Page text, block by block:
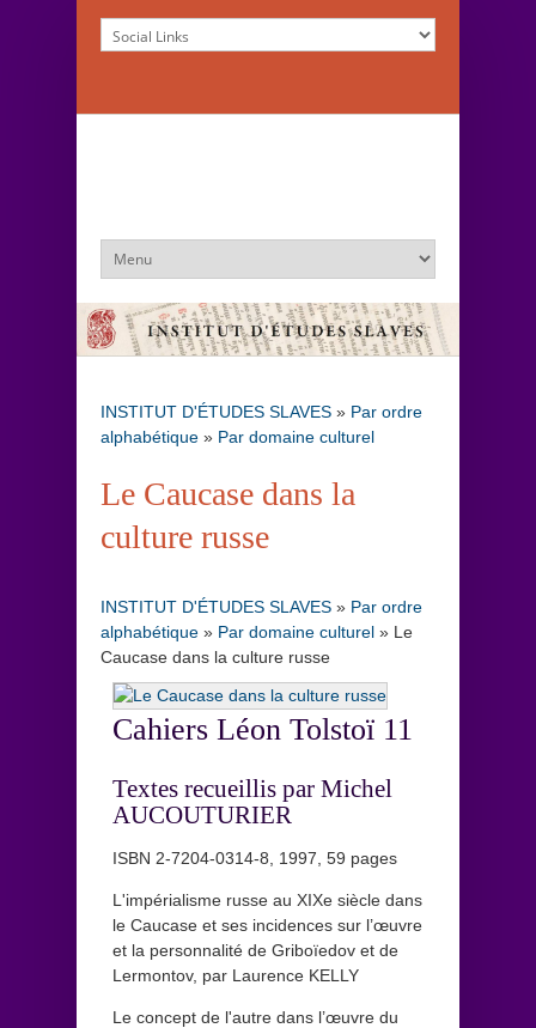
INSTITUT D'ÉTUDES SLAVES » Par ordre
alphabétique » Par domaine culturel
Le Caucase dans la
culture russe
INSTITUT D'ÉTUDES SLAVES » Par ordre
alphabétique » Par domaine culturel » Le
Caucase dans la culture russe
Cahiers Léon Tolstoï 11
Textes recueillis par Michel
AUCOUTURIER
ISBN 2-7204-0314-8, 1997, 59 pages
L'impérialisme russe au XIXe siècle dans
le Caucase et ses incidences sur l’œuvre
et la personnalité de Griboïedov et de
Lermontov, par Laurence KELLY
Le concept de l'autre dans l’œuvre du